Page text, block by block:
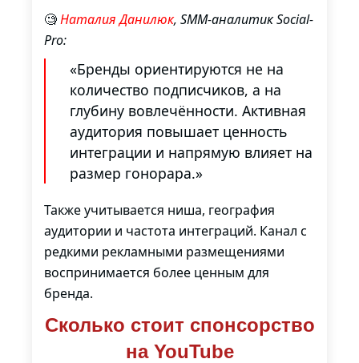
🧐Наталия Данилюк, SMM-аналитик Social-
Pro:
«Бренды ориентируются не на
количество подписчиков, а на
глубину вовлечённости. Активная
аудитория повышает ценность
интеграции и напрямую влияет на
размер гонорара.»
Также учитывается ниша, география
аудитории и частота интеграций. Канал с
редкими рекламными размещениями
воспринимается более ценным для
бренда.
Сколько стоит спонсорство
на YouTube